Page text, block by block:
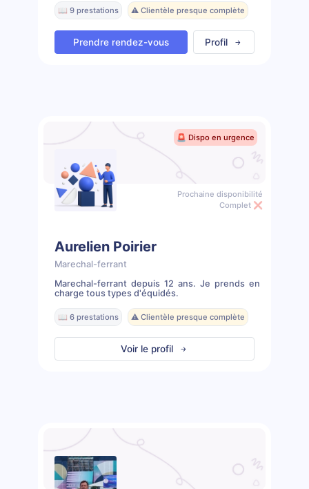
📖 9 prestations ⚠️ Clientèle presque complète
Prendre rendez-vous Profil
🚨 Dispo en urgence
Prochaine disponibilité
Complet ❌
Aurelien Poirier
Marechal-ferrant
Marechal-ferrant depuis 12 ans. Je prends en
charge tous types d'équidés.
📖 6 prestations ⚠️ Clientèle presque complète
Voir le profil